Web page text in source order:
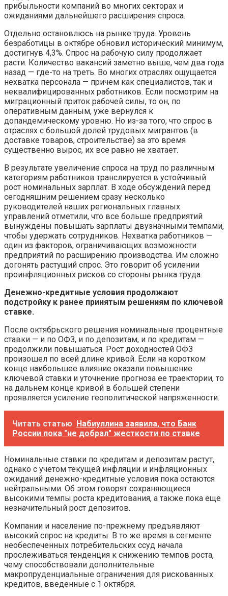
прибыльности компаний во многих секторах и
ожиданиями дальнейшего расширения спроса.
Отдельно остановлюсь на рынке труда. Уровень
безработицы в октябре обновил исторический минимум,
достигнув 4,3%. Спрос на рабочую силу продолжает
расти. Количество вакансий заметно выше, чем два года
назад — где-то на треть. Во многих отраслях ощущается
нехватка персонала — причем как специалистов, так и
неквалифицированных работников. Если посмотрим на
миграционный приток рабочей силы, то он, по
оперативным данным, уже вернулся к
допандемическому уровню. Но из-за того, что спрос в
отраслях с большой долей трудовых мигрантов (в
доставке товаров, строительстве) за это время
существенно вырос, их все равно не хватает.
В результате увеличение спроса на труд по различным
категориям работников транслируется в устойчивый
рост номинальных зарплат. В ходе обсуждений перед
сегодняшним решением сразу несколько
руководителей наших региональных главных
управлений отметили, что все больше предприятий
вынуждены повышать зарплаты двузначными темпами,
чтобы удержать сотрудников. Нехватка работников —
один из факторов, ограничивающих возможности
предприятий по расширению производства. Им сложно
догонять растущий спрос. Это говорит об усилении
проинфляционных рисков со стороны рынка труда.
Денежно-кредитные условия продолжают
подстройку к ранее принятым решениям по ключевой
ставке.
После октябрьского решения номинальные процентные
ставки — и по ОФЗ, и по депозитам, и по кредитам —
продолжили повышаться. Рост доходностей ОФЗ
произошел по всей длине кривой. Если на коротком
конце наибольшее влияние оказали повышение
ключевой ставки и уточнение прогноза ее траектории, то
на дальнем конце кривой в большей степени
проявляется усиление геополитической напряженности.
Читать статью Набиуллина заявила, что Банк
России пока "не добрал" жесткости по ставке
Номинальные ставки по кредитам и депозитам растут,
однако с учетом текущей инфляции и инфляционных
ожиданий денежно-кредитные условия пока остаются
нейтральными. Об этом говорят сохраняющиеся
высокими темпы роста кредитования, а также пока еще
незначительный рост депозитов.
Компании и население по-прежнему предъявляют
высокий спрос на кредиты. В то же время в сегменте
необеспеченных потребительских ссуд начала
прослеживаться тенденция к снижению темпов роста,
чему способствовали дополнительные
макропруденциальные ограничения для рискованных
кредитов, введенные с 1 октября.